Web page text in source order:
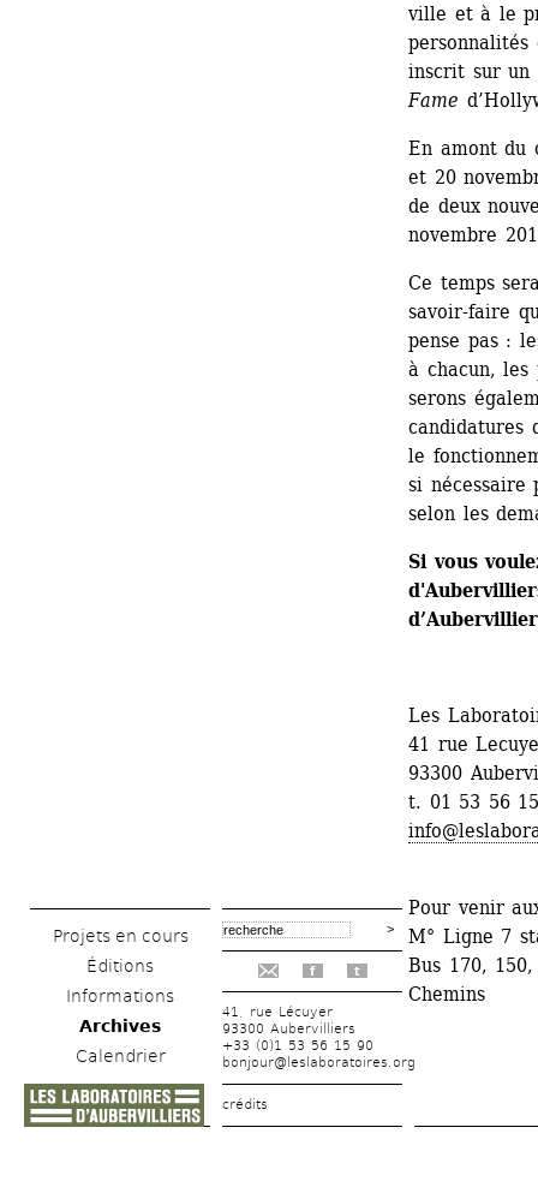
Projets en cours
Éditions
Informations
Archives
Calendrier
f t
41, rue Lécuyer
93300 Aubervilliers
+33 (0)1 53 56 15 90
bonjour@leslaboratoires.org
crédits
ville et à le
inscrit sur
Fame
En amont du
et 20
de deux
novembre
Ce temps
savoir-faire
pense pas :
à chacun,
serons
candidatures
le
si nécessaire
selon les
Si vous
Les
41 rue
93300
t. 01 53 56
Pour venir
M° Ligne 7
Bus 170,
Chemins